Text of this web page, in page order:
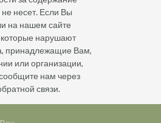
несет. Если Вы
на нашем сайте
нарушают
принадлежащие Вам,
или организации,
нам через
связи.